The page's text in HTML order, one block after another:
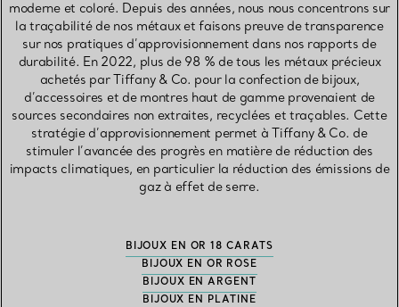
moderne et coloré. Depuis des années, nous nous concentrons sur
la traçabilité de nos métaux et faisons preuve de transparence
sur nos pratiques d’approvisionnement dans nos rapports de
durabilité. En 2022, plus de 98 % de tous les métaux précieux
achetés par Tiffany & Co. pour la confection de bijoux,
d’accessoires et de montres haut de gamme provenaient de
sources secondaires non extraites, recyclées et traçables. Cette
stratégie d’approvisionnement permet à Tiffany & Co. de
stimuler l’avancée des progrès en matière de réduction des
impacts climatiques, en particulier la réduction des émissions de
gaz à effet de serre.
BIJOUX EN OR 18 CARATS
BIJOUX EN OR ROSE
BIJOUX EN ARGENT
BIJOUX EN PLATINE